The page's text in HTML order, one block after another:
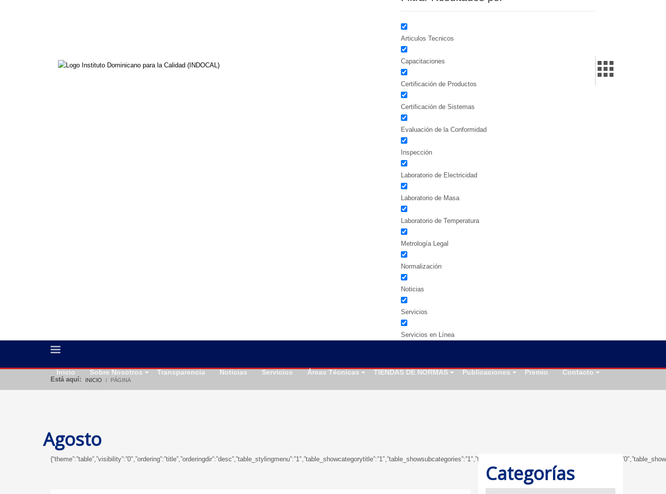
Articulos Tecnicos
Capacitaciones
Certificación de Productos
Certificación de Sistemas
Evaluación de la Conformidad
Inspección
Laboratorio de Electricidad
Laboratorio de Masa
Laboratorio de Temperatura
Metrología Legal
Normalización
Noticias
Servicios
Servicios en Línea
Inicio Sobre Nosotros Transparencia Noticias Servicios Áreas Técnicas TIENDAS DE NORMAS Publicaciones Premio Contacto
Está aquí: INICIO PÁGINA
Agosto
Categorías